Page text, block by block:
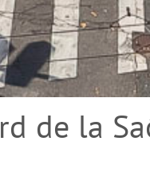
de la